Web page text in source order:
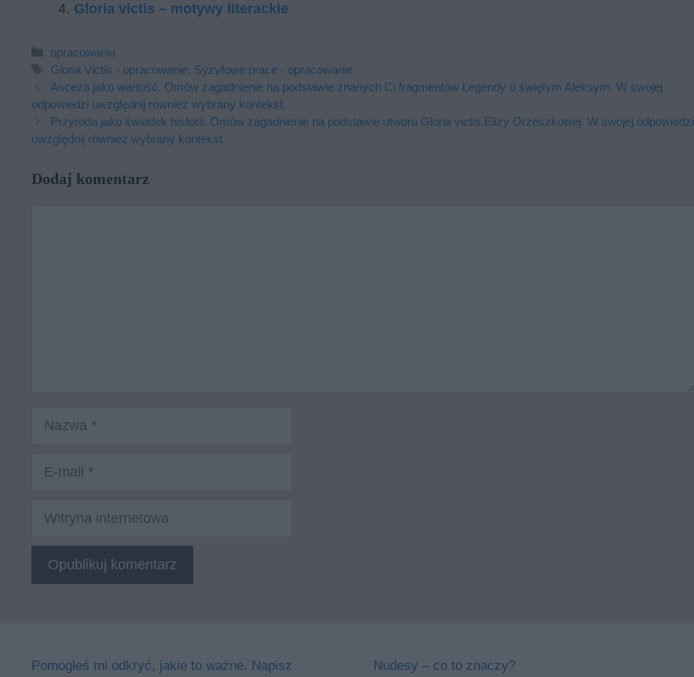
Gloria victis – motywy literackie
Kategorie
opracowania
Tagi
Gloria Victis - opracowanie, Syzyfowe prace - opracowanie
Asceza jako wartość. Omów zagadnienie na podstawie znanych Ci fragmentów Legendy o świętym Aleksym. W swojej
odpowiedzi uwzględnij również wybrany kontekst.
Przyroda jako świadek historii. Omów zagadnienie na podstawie utworu Gloria victis Elizy Orzeszkowej. W swojej odpowiedzi
uwzględnij również wybrany kontekst.
Dodaj komentarz
Witryna
internetowa
Pomogłeś mi odkryć, jakie to ważne. Napisz Nudesy – co to znaczy?